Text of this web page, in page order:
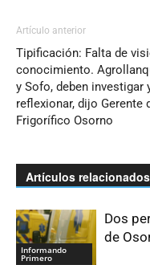
Artículo anterior
Tipificación: Falta de
conocimiento.
y Sofo, deben investigar
reflexionar, dijo Gerente
Frigorífico Osorno
Artículos relacionados
Informando
Primero
Dos
de